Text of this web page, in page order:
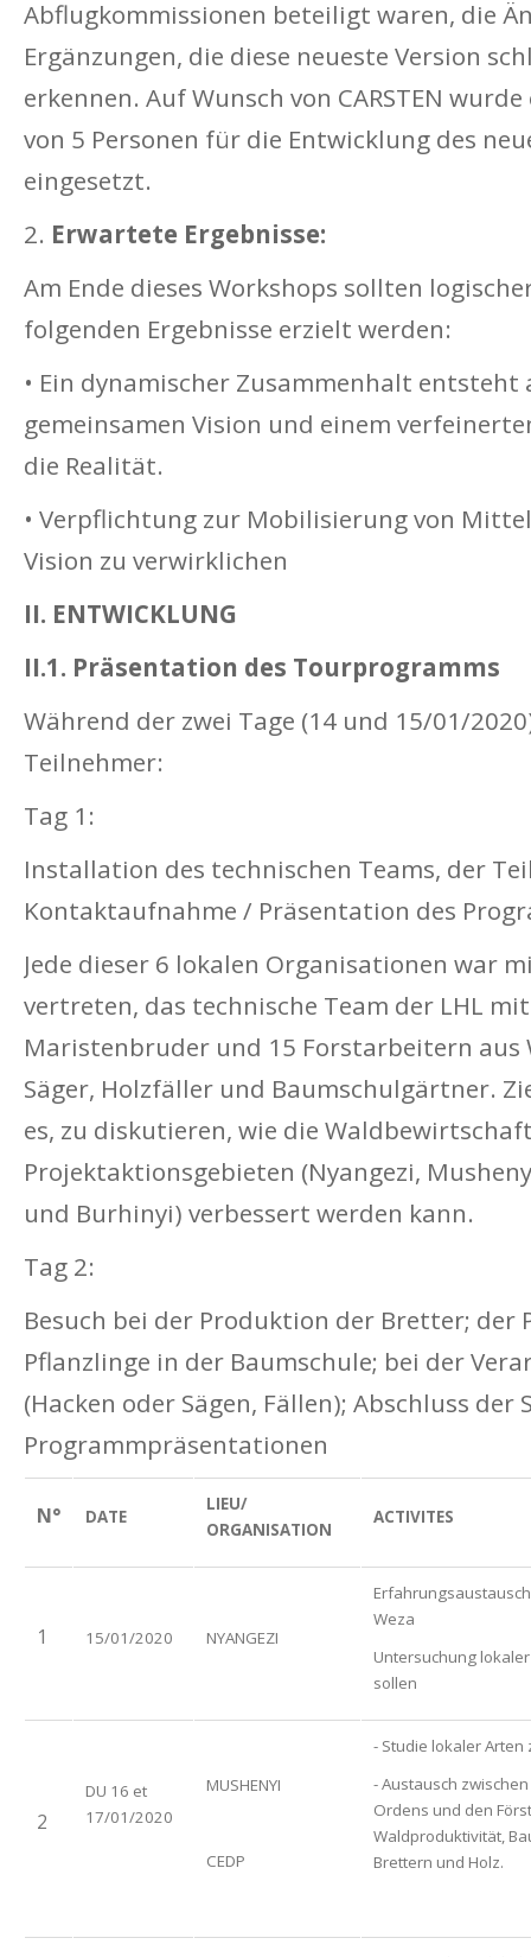
Abflugkommissionen beteiligt waren, die
Ergänzungen, die diese neueste Version
erkennen. Auf Wunsch von CARSTEN
von 5 Personen für die Entwicklung des
eingesetzt.
2. Erwartete Ergebnisse:
Am Ende dieses Workshops sollten
folgenden Ergebnisse erzielt werden:
• Ein dynamischer Zusammenhalt entsteht
gemeinsamen Vision und einem
die Realität.
• Verpflichtung zur Mobilisierung von
Vision zu verwirklichen
II. ENTWICKLUNG
II.1. Präsentation des Tourprogramms
Während der zwei Tage (14 und 15/01/
Teilnehmer:
Tag 1:
Installation des technischen Teams, der
Kontaktaufnahme / Präsentation des
Jede dieser 6 lokalen Organisationen war
vertreten, das technische Team der LHL
Maristenbruder und 15 Forstarbeitern aus
Säger, Holzfäller und Baumschulgärtner.
es, zu diskutieren, wie die
Projektaktionsgebieten (Nyangezi,
und Burhinyi) verbessert werden kann.
Tag 2:
Besuch bei der Produktion der Bretter; der
Pflanzlinge in der Baumschule; bei der
(Hacken oder Sägen, Fällen); Abschluss der
Programmpräsentationen
N° DATE
LIEU/
ORGANISATION
ACTIVITES
1 15/01/2020 NYANGEZI
Weza
Untersuchung
sollen
2
DU 16 et
17/01/2020
MUSHENYI
CEDP
- Studie lokaler
- Austausch
Ordens und den
Waldproduktivität,
Brettern und Holz.